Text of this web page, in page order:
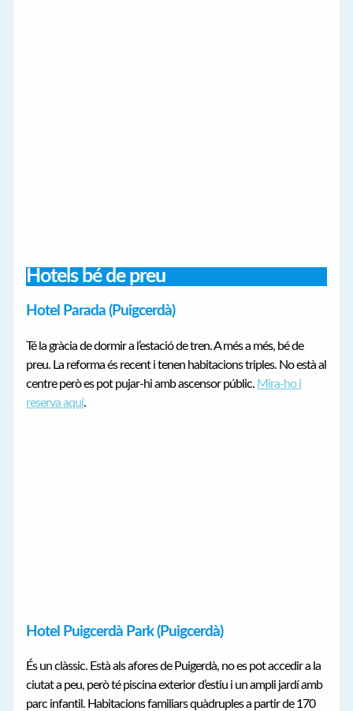
Hotels bé de preu
Hotel Parada (Puigcerdà)
Té la gràcia de dormir a l’estació de tren. A més a més, bé de
preu. La reforma és recent i tenen habitacions triples. No està al
centre però es pot pujar-hi amb ascensor públic. Mira-ho i
reserva aquí.
Hotel Puigcerdà Park (Puigcerdà)
És un clàssic. Està als afores de Puigerdà, no es pot accedir a la
ciutat a peu, però té piscina exterior d’estiu i un ampli jardí amb
parc infantil. Habitacions familiars quàdruples a partir de 170